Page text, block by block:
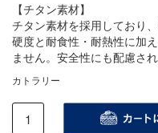
【チタン素材】
チタン素材を採用しており
硬度と耐食性・耐熱性に加
ません。安全性にも配慮さ
カトラリー